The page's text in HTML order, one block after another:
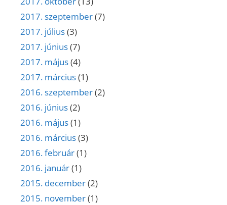
2017. szeptember(7)
2017. július(3)
2017. június(7)
2017. május(4)
2017. március(1)
2016. szeptember(2)
2016. június(2)
2016. május(1)
2016. március(3)
2016. február(1)
2016. január(1)
2015. december(2)
2015. november(1)